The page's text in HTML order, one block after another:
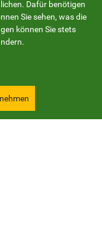
Dafür benötigen
Sie sehen, was die
können Sie stets